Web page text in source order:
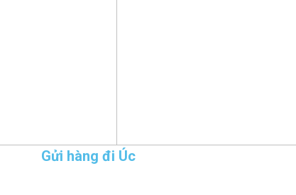
Gửi hàng đi Úc